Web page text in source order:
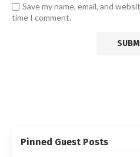
Save my name, email, and
time I comment.
Pinned Guest Posts